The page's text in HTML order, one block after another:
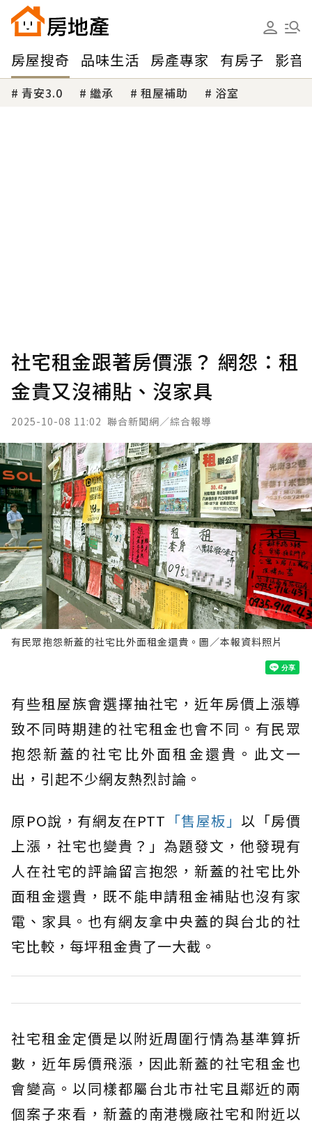
房屋搜奇 品味生活 房產專家 有房子 影音
青安3.0 繼承 租屋補助 浴室
社宅租金跟著房價漲？ 網怨：租
金貴又沒補貼、沒家具
2025-10-08 11:02 聯合新聞網／綜合報導
有民眾抱怨新蓋的社宅比外面租金還貴。圖／本報資料照片
有些租屋族會選擇抽社宅，近年房價上漲導
致不同時期建的社宅租金也會不同。有民眾
抱怨新蓋的社宅比外面租金還貴。此文一
出，引起不少網友熱烈討論。
原PO說，有網友在PTT 「售屋板」 以「房價
上漲，社宅也變貴？」為題發文，他發現有
人在社宅的評論留言抱怨，新蓋的社宅比外
面租金還貴，既不能申請租金補貼也沒有家
電、家具。也有網友拿中央蓋的與台北的社
宅比較，每坪租金貴了一大截。
社宅租金定價是以附近周圍行情為基準算折
數，近年房價飛漲，因此新蓋的社宅租金也
會變高。以同樣都屬台北市社宅且鄰近的兩
個案子來看，新蓋的南港機廠社宅和附近以